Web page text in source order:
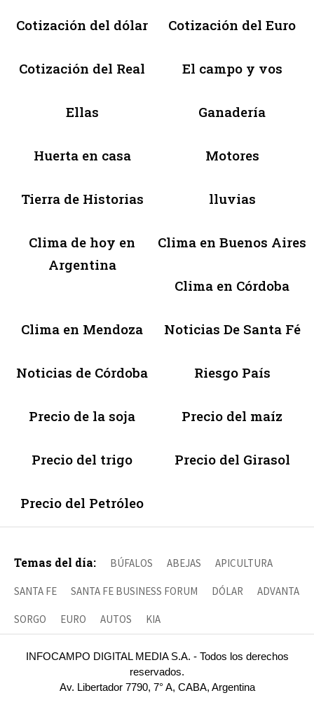
Cotización del dólar Cotización del Euro
Cotización del Real El campo y vos
Ellas Ganadería
Huerta en casa Motores
Tierra de Historias lluvias
Clima de hoy en
Argentina
Clima en Buenos Aires
Clima en Córdoba
Clima en Mendoza Noticias De Santa Fé
Noticias de Córdoba Riesgo País
Precio de la soja Precio del maíz
Precio del trigo Precio del Girasol
Precio del Petróleo
Temas del día: BÚFALOS ABEJAS APICULTURA
SANTA FE SANTA FE BUSINESS FORUM DÓLAR ADVANTA
SORGO EURO AUTOS KIA
INFOCAMPO DIGITAL MEDIA S.A. - Todos los derechos
reservados.
Av. Libertador 7790, 7° A, CABA, Argentina